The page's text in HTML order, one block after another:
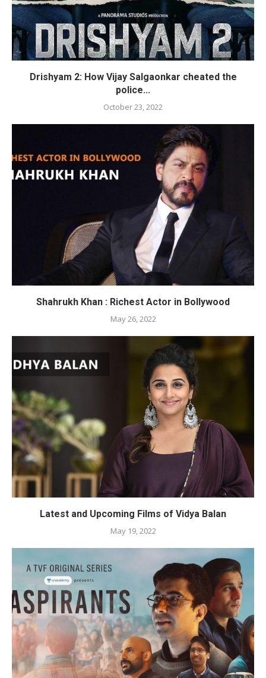
Drishyam 2: How Vijay Salgaonkar cheated the
police...
October 23, 2022
Shahrukh Khan : Richest Actor in Bollywood
May 26, 2022
Latest and Upcoming Films of Vidya Balan
May 19, 2022